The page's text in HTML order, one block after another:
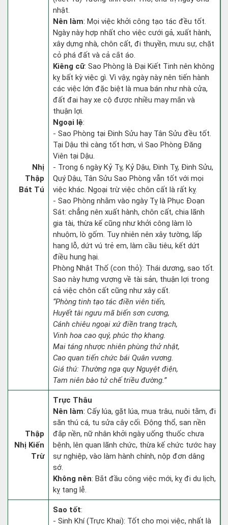
Nhị
Thập
Bát Tú
nhật.
Nên làm: Mọi việc khởi công tạo tác đều tốt.
Ngày này hợp nhất cho việc cưới gả, xuất hành,
xây dựng nhà, chôn cất, đi thuyền, mưu sự, chặt
cỏ phá đất và cả cắt áo.
Kiêng cữ: Sao Phòng là Đại Kiết Tinh nên không
kỵ bất kỳ việc gì. Vì vậy, ngày này nên tiến hành
các việc lớn đặc biệt là mua bán như nhà cửa,
đất đai hay xe cộ được nhiều may mắn và
thuận lợi.
Ngoại lệ:
- Sao Phòng tại Đinh Sửu hay Tân Sửu đều tốt.
Tại Dậu thì càng tốt hơn, vì Sao Phòng Đăng
Viên tại Dậu.
- Trong 6 ngày Kỷ Tỵ, Kỷ Dậu, Đinh Tỵ, Đinh Sửu,
Quý Dậu, Tân Sửu Sao Phòng vẫn tốt với mọi
việc khác. Ngoại trừ việc chôn cất là rất kỵ.
- Sao Phòng nhằm vào ngày Tỵ là Phục Đoạn
Sát: chẳng nên xuất hành, chôn cất, chia lãnh
gia tài, thừa kế cũng như khởi công làm lò
nhuộm, lò gốm. Tuy nhiên nên xây tường, lấp
hang lỗ, dứt vú trẻ em, làm cầu tiêu, kết dứt
điều hung hại.
Phòng Nhật Thố (con thỏ): Thái dương, sao tốt.
Sao này hưng vượng về tài sản, thuận lợi trong
cả việc chôn cất cũng như xây cất.
“Phòng tinh tạo tác điền viên tiến,
Huyết tài ngưu mã biến sơn cương,
Cánh chiêu ngoại xứ điền trang trạch,
Vinh hoa cao quý, phúc thọ khang.
Mai táng nhược nhiên phùng thử nhật,
Cao quan tiến chức bái Quân vương.
Giá thú: Thường nga quy Nguyệt điện,
Tam niên bào tử chế triều đường.”
Thập
Nhị Kiến
Trừ
Trực Thâu
Nên làm: Cấy lúa, gặt lúa, mua trâu, nuôi tằm, đi
săn thú cá, tu sửa cây cối. Động thổ, san nền
đắp nền, nữ nhân khởi ngày uống thuốc chưa
bệnh, lên quan lãnh chức, thừa kế chức tước hay
sự nghiệp, vào làm hành chính, nộp đơn dâng
sớ.
Không nên: Bắt đầu công việc mới, kỵ đi du lịch,
kỵ tang lễ.
Sao tốt:
- Sinh Khí (Trực Khai): Tốt cho mọi việc, nhất là